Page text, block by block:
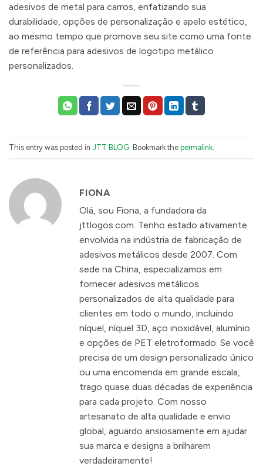
adesivos de metal para carros, enfatizando sua
durabilidade, opções de personalização e apelo estético,
ao mesmo tempo que promove seu site como uma fonte
de referência para adesivos de logotipo metálico
personalizados.
This entry was posted in JTT BLOG . Bookmark the permalink
FIONA
Olá, sou Fiona, a fundadora da
jttlogos.com. Tenho estado ativamente
envolvida na indústria de fabricação de
adesivos metálicos desde 2007. Com
sede na China, especializamos em
fornecer adesivos metálicos
personalizados de alta qualidade para
clientes em todo o mundo, incluindo
níquel, níquel 3D, aço inoxidável, alumínio
e opções de PET eletroformado. Se você
precisa de um design personalizado único
ou uma encomenda em grande escala,
trago quase duas décadas de experiência
para cada projeto. Com nosso
artesanato de alta qualidade e envio
global, aguardo ansiosamente em ajudar
sua marca e designs a brilharem
verdadeiramente!